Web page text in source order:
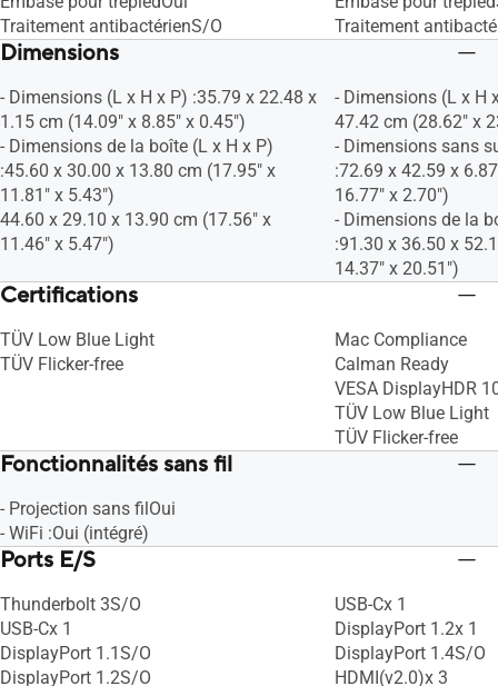
Traitement antibactérienS/O
Traitement
Dimensions
- Dimensions (L x H x P) :35.79 x 22.48 x
1.15 cm (14.09" x 8.85" x 0.45")
- Dimensions de la boîte (L x H x P)
:45.60 x 30.00 x 13.80 cm (17.95" x
11.81" x 5.43")
44.60 x 29.10 x 13.90 cm (17.56" x
11.46" x 5.47")
- Dimensions (L x H
47.42 cm (28.62" x
- Dimensions sans
:72.69 x 42.59 x
16.77" x 2.70")
- Dimensions de la
:91.30 x 36.50 x
14.37" x 20.51")
Certifications
TÜV Low Blue Light
TÜV Flicker-free
Mac Compliance
Calman Ready
VESA DisplayHDR
TÜV Low Blue Light
TÜV Flicker-free
Fonctionnalités sans fil
- Projection sans filOui
- WiFi :Oui (intégré)
Ports E/S
Thunderbolt 3S/O
USB-Cx 1
DisplayPort 1.1S/O
DisplayPort 1.2S/O
USB-Cx 1
DisplayPort 1.2x 1
DisplayPort 1.4S/O
HDMI(v2.0)x 3